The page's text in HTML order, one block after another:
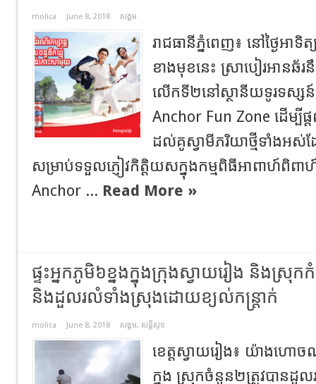
molica June 8, 2018 សង្គម
រាជធានីភ្នំពេញ៖ នៅ​​ថ្ងៃអា
ខាងមុខនេះ ស្រាបៀរអានឆ័រនឹ
លើកទី២នៅស្ថានីយទូរទស្សន៍
Anchor Fun Zone ដើម្បីផ្
ដល់គូស្វាមីភរិយាថ្មីទាំងអស់ដ
សម្រាប់ទទួលភ្ញៀវកិត្តិយសក្នុង​កម្មពិធីអាពាហ៍ពិពា
Anchor ... Read More »
ផ្ទះអ្នកភូមិ៦ខ្នងក្នុងក្រុងស្វាយរៀង និងស្រុ
និងដួលរលំទាំងស្រុងដោយខ្យល់កន្រ្តាក់
molica June 8, 2018 សង្គម, សន្តិសុខ
ខេត្តស្វាយរៀង៖ យ៉ាងហោច
ក្នុង ស្រុកចំនួន២ត្រូវបានដួ